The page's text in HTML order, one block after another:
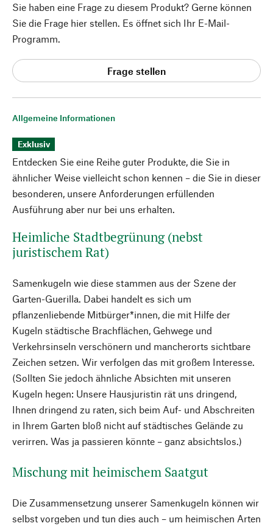
Allgemeine Informationen
Exklusiv
Entdecken Sie eine Reihe guter Produkte, die Sie in
ähnlicher Weise vielleicht schon kennen – die Sie in dieser
besonderen, unsere Anforderungen erfüllenden
Ausführung aber nur bei uns erhalten.
Heimliche Stadtbegrünung (nebst
juristischem Rat)
Samenkugeln wie diese stammen aus der Szene der
Garten-Guerilla. Dabei handelt es sich um
pflanzenliebende Mitbürger*innen, die mit Hilfe der
Kugeln städtische Brachflächen, Gehwege und
Verkehrsinseln verschönern und mancherorts sichtbare
Zeichen setzen. Wir verfolgen das mit großem Interesse.
(Sollten Sie jedoch ähnliche Absichten mit unseren
Kugeln hegen: Unsere Hausjuristin rät uns dringend,
Ihnen dringend zu raten, sich beim Auf- und Abschreiten
in Ihrem Garten bloß nicht auf städtisches Gelände zu
verirren. Was ja passieren könnte – ganz absichtslos.)
Mischung mit heimischem Saatgut
Die Zusammensetzung unserer Samenkugeln können wir
selbst vorgeben und tun dies auch – um heimischen Arten
Sie haben eine Frage zu diesem Produkt? Gerne können
Sie die Frage hier stellen. Es öffnet sich Ihr E-Mail-
Programm.
Frage stellen